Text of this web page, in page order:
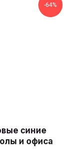
-64%
синие
и офиса